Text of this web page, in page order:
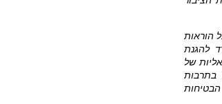
הוראות
להגנת
של
בתרבות